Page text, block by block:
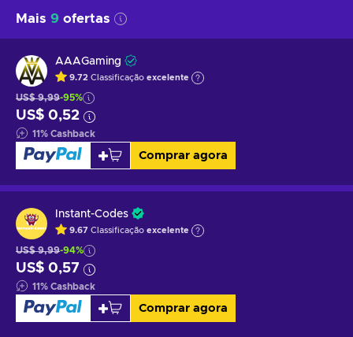
Mais 9 ofertas
AAAGaming
9.72 Classificação excelente
US$ 9,99-95%
US$ 0,52
11% Cashback
Comprar agora
Instant-Codes
9.67 Classificação excelente
US$ 9,99-94%
US$ 0,57
11% Cashback
Comprar agora